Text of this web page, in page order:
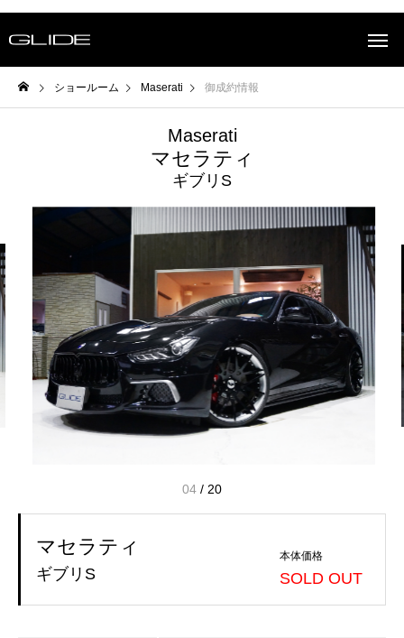
ショールーム Maserati 御成約情報
Maserati
マセラティ
ギブリS
04 / 20
マセラティ
ギブリS
本体価格
SOLD OUT